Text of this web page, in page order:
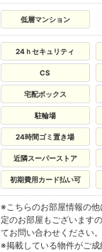
低層マンション
24ｈセキュリティ
CS
宅配ボックス
駐輪場
24時間ゴミ置き場
近隣スーパーストア
初期費用カード払い可
※こちらのお部屋情報の
定のお部屋もございます
てお問い合わせください。
※掲載している物件がご